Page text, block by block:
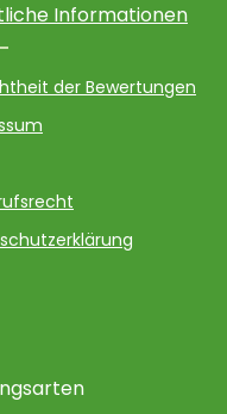
Informationen
der Bewertungen